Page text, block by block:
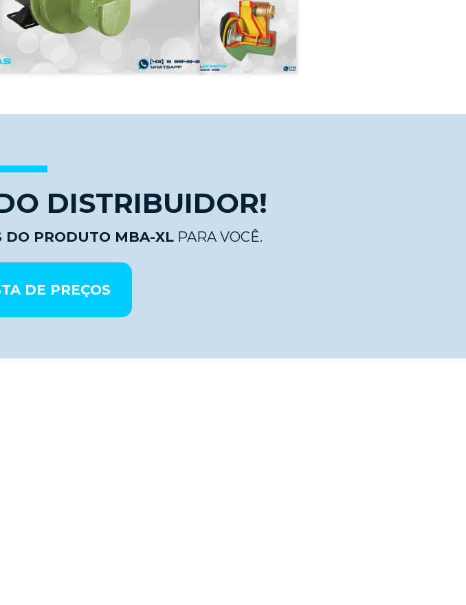
DISTRIBUIDOR!
DO PRODUTO MBA-XL PARA VOCÊ.
DE PREÇOS